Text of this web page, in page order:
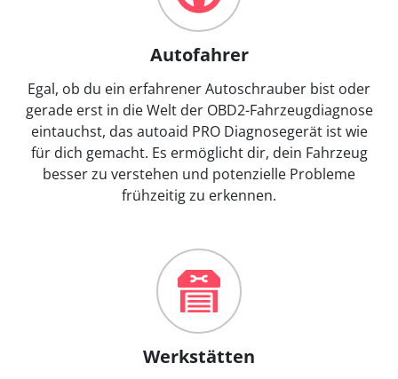
Autofahrer
Egal, ob du ein erfahrener Autoschrauber bist oder
gerade erst in die Welt der OBD2-Fahrzeugdiagnose
eintauchst, das autoaid PRO Diagnosegerät ist wie
für dich gemacht. Es ermöglicht dir, dein Fahrzeug
besser zu verstehen und potenzielle Probleme
frühzeitig zu erkennen.
Werkstätten